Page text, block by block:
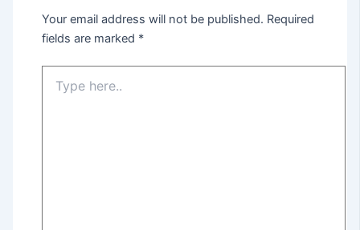
Your email address will not be published. Required
fields are marked *
here..